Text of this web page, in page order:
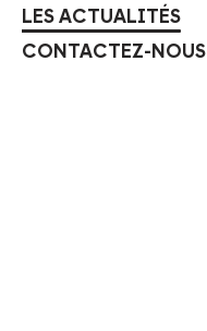
LES ACTUALITÉS
CONTACTEZ-NOUS